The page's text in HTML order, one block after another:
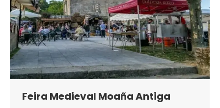
Feira Medieval Moaña Antiga